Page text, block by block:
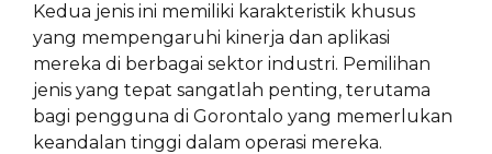
Kedua jenis ini memiliki karakteristik khusus
yang mempengaruhi kinerja dan aplikasi
mereka di berbagai sektor industri. Pemilihan
jenis yang tepat sangatlah penting, terutama
bagi pengguna di Gorontalo yang memerlukan
keandalan tinggi dalam operasi mereka.